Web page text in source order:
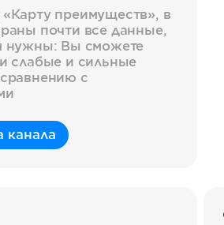
«Карту преимуществ», в
почти все данные,
нужны: Вы сможете
слабые и сильные
с
канала